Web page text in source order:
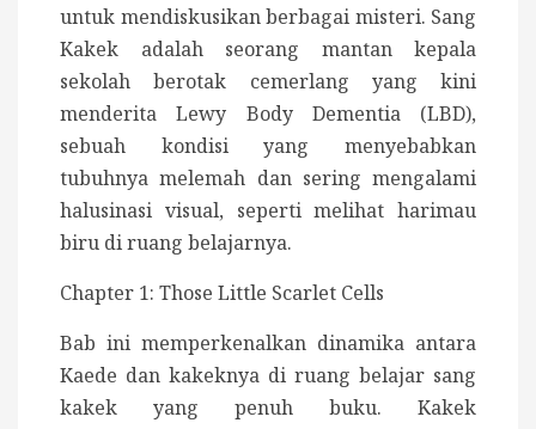
untuk mendiskusikan berbagai misteri. Sang
Kakek adalah seorang mantan kepala
sekolah berotak cemerlang yang kini
menderita Lewy Body Dementia (LBD),
sebuah kondisi yang menyebabkan
tubuhnya melemah dan sering mengalami
halusinasi visual, seperti melihat harimau
biru di ruang belajarnya.
Chapter 1: Those Little Scarlet Cells
Bab ini memperkenalkan dinamika antara
Kaede dan kakeknya di ruang belajar sang
kakek yang penuh buku. Kakek